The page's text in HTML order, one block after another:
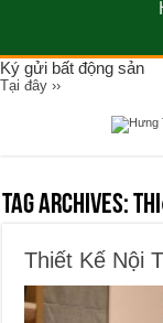
Ký gửi bất động sản
Tại đây ››
Tag Archives:
Thiết Kế Nội